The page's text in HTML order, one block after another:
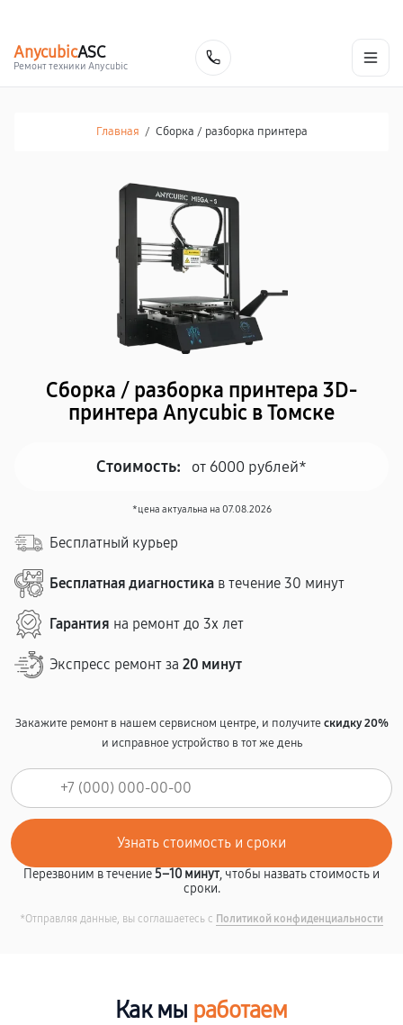
AnycubicASC
Ремонт техники Anycubic
Главная / Сборка / разборка принтера
Сборка / разборка принтера 3D-
принтера Anycubic в Томске
Стоимость: от 6000 рублей*
*цена актуальна на 07.08.2026
Бесплатный курьер
Бесплатная диагностика в течение 30 минут
Гарантия на ремонт до 3х лет
Экспресс ремонт за 20 минут
Закажите ремонт в нашем сервисном центре, и получитескидку 20%
и исправное устройство в тот же день
Перезвоним в течение5–10 минут, чтобы назвать стоимость и
сроки.
*Отправляя данные, вы соглашаетесь с Политикой конфиденциальности
Как мы работаем